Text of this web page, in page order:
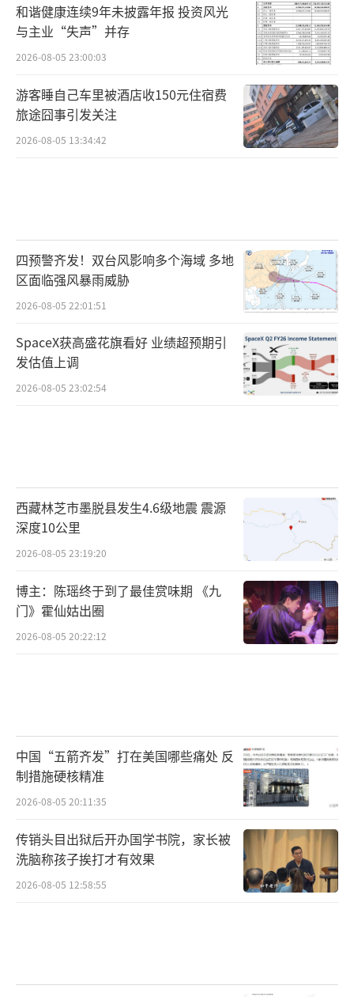
和谐健康连续9年未披露年报 投资风光
与主业“失声”并存
2026-08-05 23:00:03
游客睡自己车里被酒店收150元住宿费
旅途囧事引发关注
2026-08-05 13:34:42
四预警齐发！双台风影响多个海域 多地
区面临强风暴雨威胁
2026-08-05 22:01:51
SpaceX获高盛花旗看好 业绩超预期引
发估值上调
2026-08-05 23:02:54
西藏林芝市墨脱县发生4.6级地震 震源
深度10公里
2026-08-05 23:19:20
博主：陈瑶终于到了最佳赏味期 《九
门》霍仙姑出圈
2026-08-05 20:22:12
中国“五箭齐发”打在美国哪些痛处 反
制措施硬核精准
2026-08-05 20:11:35
传销头目出狱后开办国学书院，家长被
洗脑称孩子挨打才有效果
2026-08-05 12:58:55